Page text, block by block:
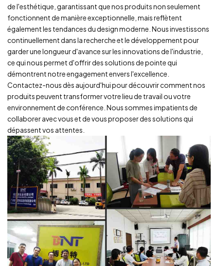
de l'esthétique, garantissant que nos produits non seulement
fonctionnent de manière exceptionnelle, mais reflètent
également les tendances du design moderne. Nous investissons
continuellement dans la recherche et le développement pour
garder une longueur d'avance sur les innovations de l'industrie,
ce qui nous permet d'offrir des solutions de pointe qui
démontrent notre engagement envers l'excellence.
Contactez-nous dès aujourd'hui pour découvrir comment nos
produits peuvent transformer votre lieu de travail ou votre
environnement de conférence. Nous sommes impatients de
collaborer avec vous et de vous proposer des solutions qui
dépassent vos attentes.